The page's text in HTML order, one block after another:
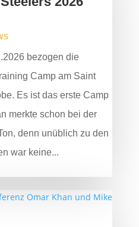
bezogen die
Camp am Saint
Es ist das erste Camp
merkte schon bei der
denn unüblich zu den
war keine...